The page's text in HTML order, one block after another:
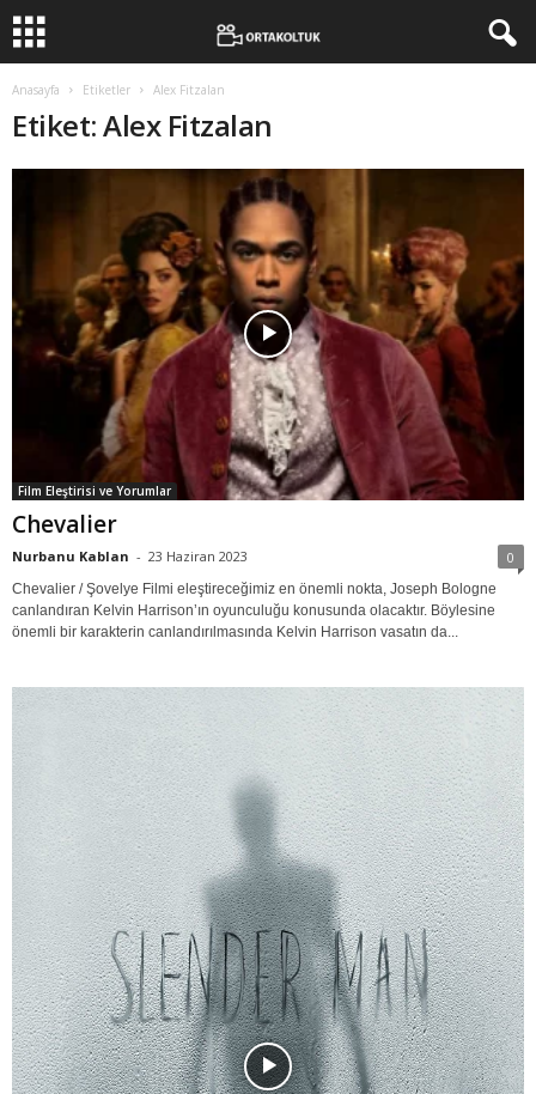
Anasayfa Etiketler Alex Fitzalan
Etiket: Alex Fitzalan
Film Eleştirisi ve Yorumlar
Chevalier
Nurbanu Kablan - 23 Haziran 2023 0
Chevalier / Şovelye Filmi eleştireceğimiz en önemli nokta, Joseph Bologne
canlandıran Kelvin Harrison’ın oyunculuğu konusunda olacaktır. Böylesine
önemli bir karakterin canlandırılmasında Kelvin Harrison vasatın da...